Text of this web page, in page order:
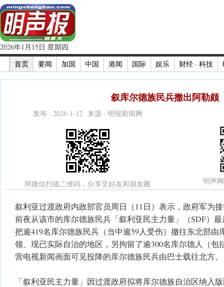
2026年1月15日 星期四
首页
要闻 加国 中国 港闻 国际 娱乐 财经 · 科技
叙库尔德族民兵撤出阿勒颇
发布 : 2026-1-12 来源 : 明报新闻网
用微信扫描二维码，分享至好友和朋友圈 明声
叙利亚过渡政府内政部官员周日（11日）表示，政府军为
前夜从该市的库尔德族民兵「叙利亚民主力量」（SDF）
把逾419名库尔德族民兵（当中逾59人受伤）撤往东北部由
领、现已实际自治的地区，另拘留了逾300名库尔德人（包
营电视新闻画面可见投降的库尔德族民兵由巴士载往北方。
「叙利亚民主力量」因过渡政府拟将库尔德族自治区纳入